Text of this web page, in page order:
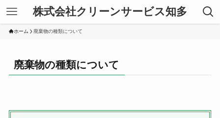
株式会社クリーンサービス知多
ホーム 廃棄物の種類について
廃棄物の種類について